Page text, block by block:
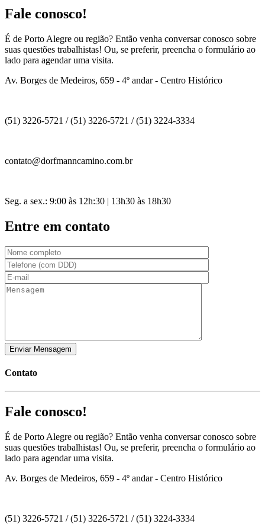
Fale conosco!
É de Porto Alegre ou região? Então venha conversar conosco sobre
suas questões trabalhistas! Ou, se preferir, preencha o formulário ao
lado para agendar uma visita.
Av. Borges de Medeiros, 659 - 4º andar - Centro Histórico
(51) 3226-5721 / (51) 3226-5721 / (51) 3224-3334
contato@dorfmanncamino.com.br
Seg. a sex.: 9:00 às 12h:30 | 13h30 às 18h30
Entre em contato
Contato
Fale conosco!
É de Porto Alegre ou região? Então venha conversar conosco sobre
suas questões trabalhistas! Ou, se preferir, preencha o formulário ao
lado para agendar uma visita.
Av. Borges de Medeiros, 659 - 4º andar - Centro Histórico
(51) 3226-5721 / (51) 3226-5721 / (51) 3224-3334